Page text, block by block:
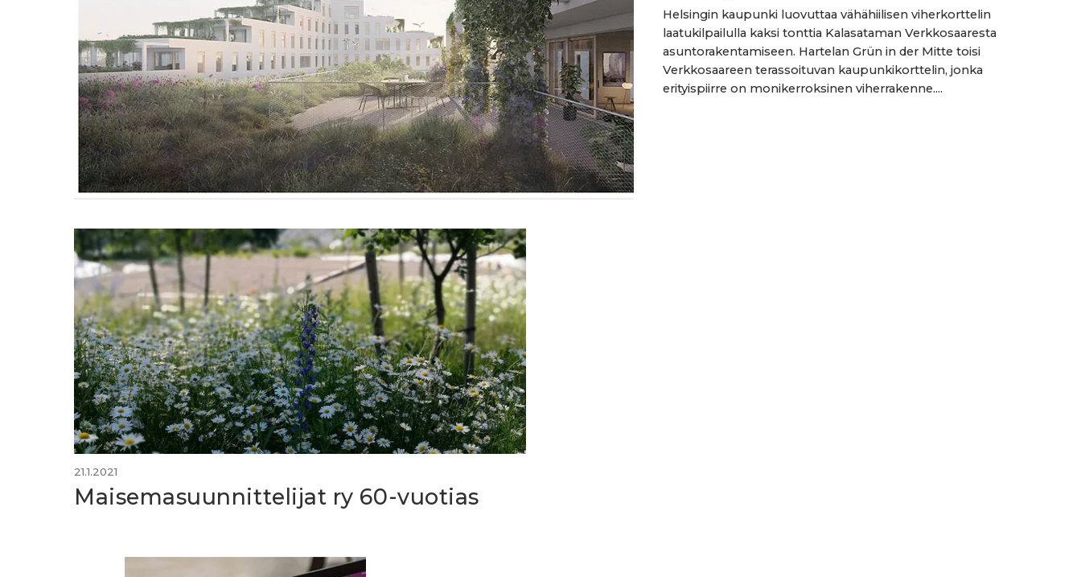
Helsingin kaupunki luovuttaa vähähiilisen viherkorttelin
laatukilpailulla kaksi tonttia Kalasataman Verkkosaaresta
asuntorakentamiseen. Hartelan Grün in der Mitte toisi
Verkkosaareen terassoituvan kaupunkikorttelin, jonka
erityispiirre on monikerroksinen viherrakenne....
21.1.2021
Maisemasuunnittelijat ry 60-vuotias